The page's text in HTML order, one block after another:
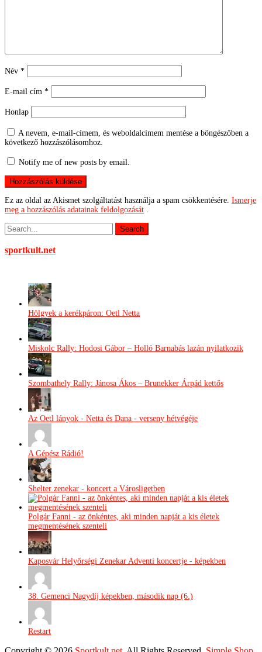
Név *
E-mail cím *
Honlap
A nevem, e-mail-címem, és weboldalcímem mentése a böngészőben a
következő hozzászólásomhoz.
Notify me of new posts by email.
Ez az oldal az Akismet szolgáltatást használja a spam csökkentésére. Ismerje
meg a hozzászólás adatainak feldolgozását
sportkult.net
Hölgyek a kerékpáron: Oetl Netta
Miskolc Rally: Hodosi Gábor – Holló Barnabás lazán nyilatkozik
Szombathely Rally: Jánosa Ákos – Brunekker Árpád kettős
Az Oetl lányok - Netta és Dana - verseny hétvégéje
A Gépész Rádió!
Shelter zenekar - koncert a Városligetben
Polgár Fanni - az önkéntes, aki minden napját a kis életek
megmentésének szenteli
Kaposvár Helyőrségi Zenekar Adventi koncertje - képekben
38. Gemenci Nagydíj képekben, második nap (6.)
Restart